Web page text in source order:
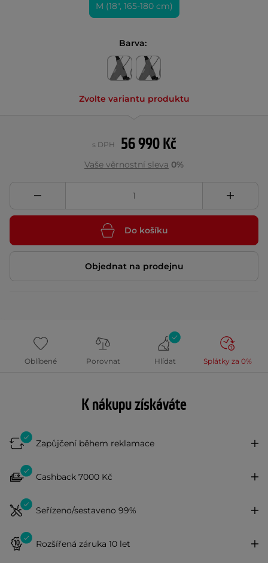
M (18", 165-180 cm)
Barva:
Zvolte variantu produktu
56 990 Kč
s DPH
Vaše věrnostní sleva 0%
Do košíku
Objednat na prodejnu
Oblíbené Porovnat Hlídat Splátky za 0%
K nákupu získáváte
Zapůjčení během reklamace
Cashback 7000 Kč
Seřízeno/sestaveno 99%
Rozšířená záruka 10 let